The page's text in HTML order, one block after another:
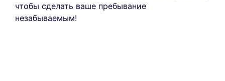
чтобы сделать ваше пребывание
незабываемым!